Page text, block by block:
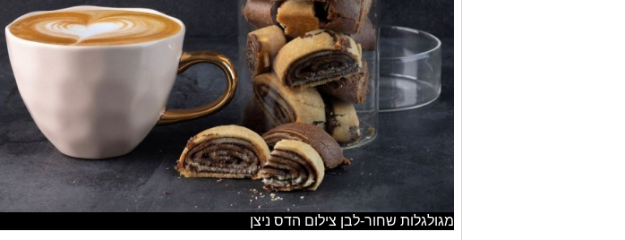
מגולגלות שחור-לבן צילום הדס ניצן